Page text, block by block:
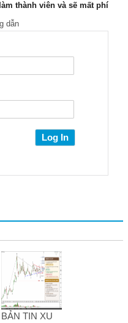
thành viên và sẽ mất phí
dẫn
BẢN TIN XU